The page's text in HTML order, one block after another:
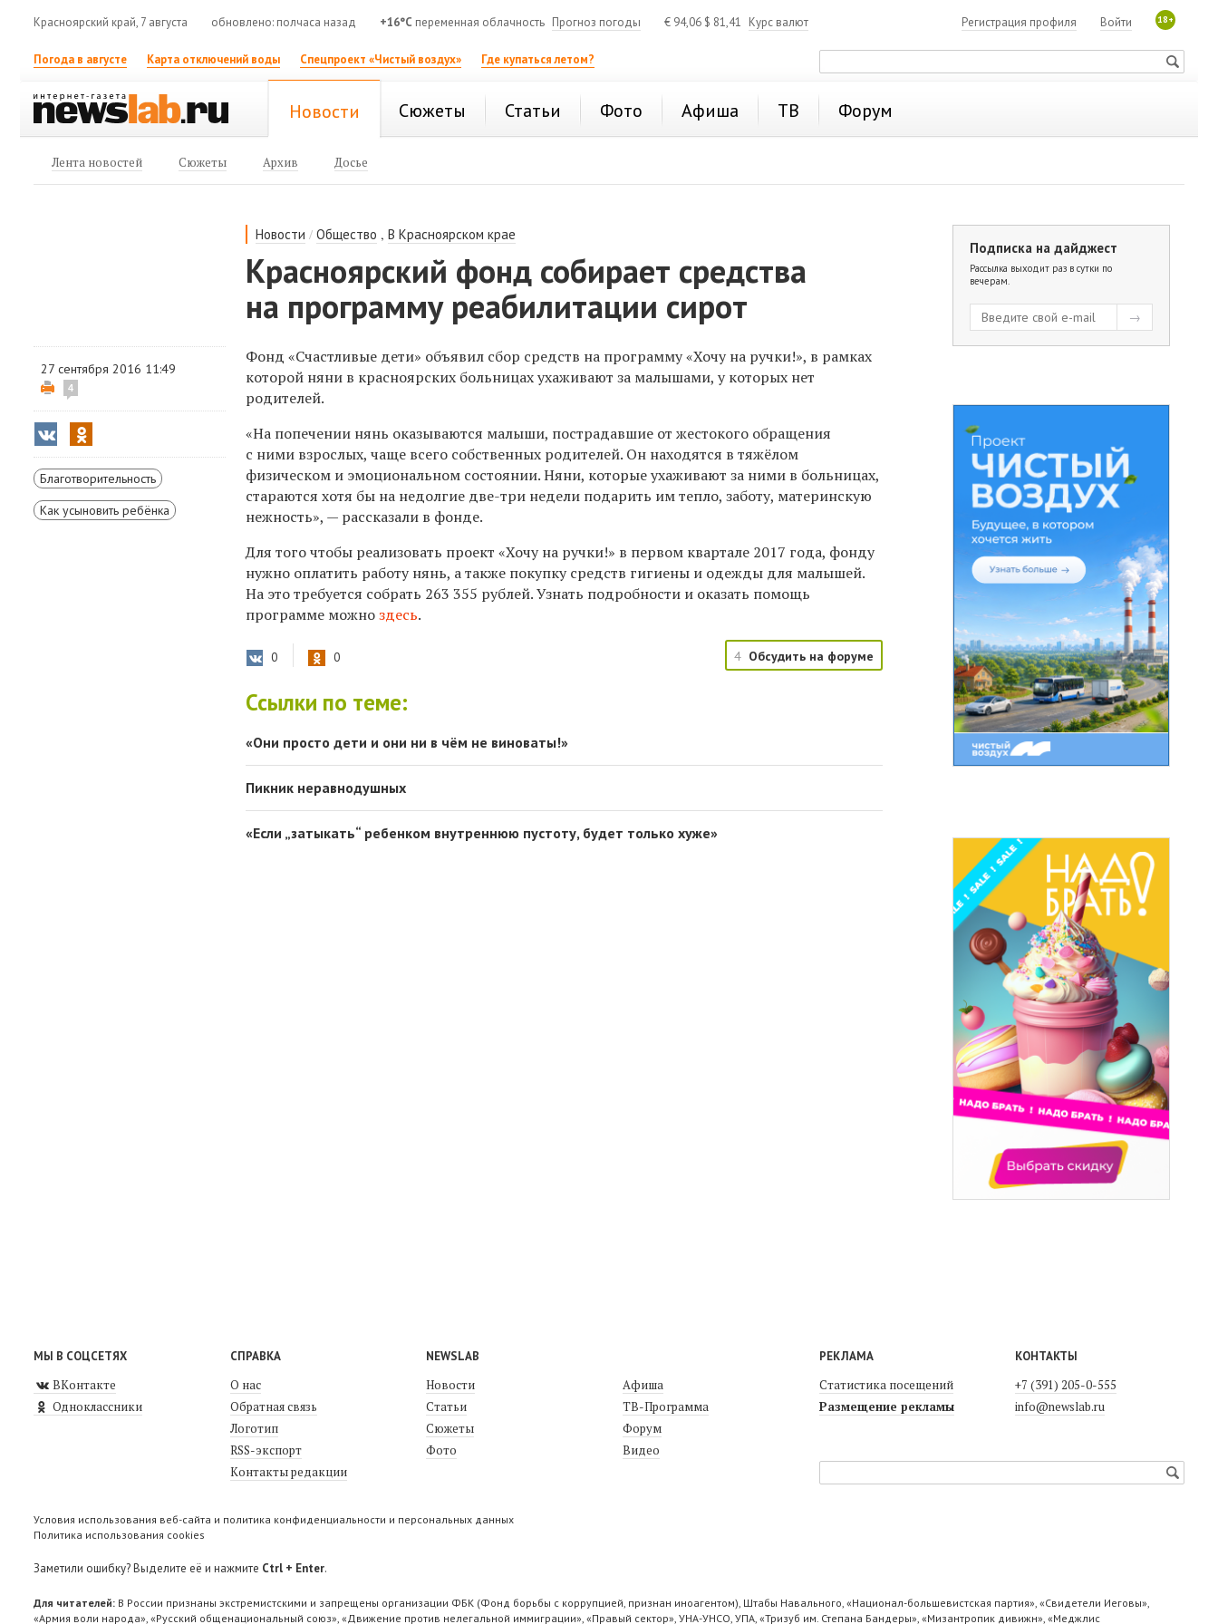
Красноярский край, 7 августа обновлено: полчаса назад +16°C переменная облачность Прогноз погоды € 94,06 $ 81,41 Курс валют 18+
Войти
Регистрация профиля
Погода в августе Карта отключений воды Спецпроект «Чистый воздух» Где купаться летом?
Новости Сюжеты Статьи Фото Афиша ТВ Форум
Лента новостей Сюжеты Архив Досье
Новости /Общество ,В Красноярском крае
Красноярский фонд собирает средства
на программу реабилитации сирот
27 сентября 2016 11:49
4
Благотворительность
Как усыновить ребёнка
Фонд «Счастливые дети» объявил сбор средств на программу «Хочу на ручки!», в рамках
которой няни в красноярских больницахухаживаютза малышами, у которых нет
родителей.
«На попечении нянь оказываются малыши, пострадавшие от жестокого обращения
с ними взрослых, чаще всего собственных родителей. Он находятся в тяжёлом
физическом и эмоциональном состоянии. Няни, которые ухаживают за ними в больницах,
стараются хотя бы на недолгие две-три недели подарить им тепло, заботу, материнскую
нежность», — рассказали в фонде.
Для того чтобы реализовать проект «Хочу на ручки!» в первом квартале 2017 года, фонду
нужно оплатить работу нянь, а также покупку средств гигиены и одежды для малышей.
На это требуется собрать 263 355 рублей. Узнать подробности и оказать помощь
программе можноздесь.
0 0 4 Обсудить на форуме
Ссылки по теме:
«Они просто дети и они ни в чём не виноваты!»
Пикник неравнодушных
«Если „затыкать“ ребенком внутреннюю пустоту, будет только хуже»
Подписка на дайджест
Рассылка выходит раз в сутки по
вечерам.
МЫ В СОЦСЕТЯХ
ВКонтакте
Одноклассники
СПРАВКА
О нас
Обратная связь
Логотип
RSS-экспорт
Контакты редакции
NEWSLAB
Новости
Статьи
Сюжеты
Фото
Афиша
ТВ-Программа
Форум
Видео
РЕКЛАМА
Статистика посещений
Размещение рекламы
КОНТАКТЫ
+7 (391) 205-0-555
info@newslab.ru
Условия использования веб-сайта и политика конфиденциальности и персональных данных
Политика использования cookies
Заметили ошибку? Выделите её и нажмите Ctrl + Enter.
Для читателей: В России признаны экстремистскими и запрещены организации ФБК (Фонд борьбы с коррупцией, признан иноагентом), Штабы Навального, «Национал-большевистская партия», «Свидетели Иеговы»,
«Армия воли народа», «Русский общенациональный союз», «Движение против нелегальной иммиграции», «Правый сектор», УНА-УНСО, УПА, «Тризуб им. Степана Бандеры», «Мизантропик дивижн», «Меджлис